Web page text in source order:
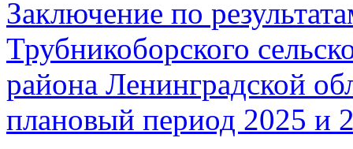
Заключение по
Трубникоборского
района Ленинградской
плановый период 2025 и